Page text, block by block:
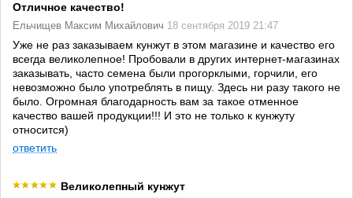
Отличное качество!
Ельчищев Максим Михайлович 18 сентября 2019 21:47
Уже не раз заказываем кунжут в этом магазине и качество его
всегда великолепное! Пробовали в других интернет-магазинах
заказывать, часто семена были прогорклыми, горчили, его
невозможно было употреблять в пищу. Здесь ни разу такого не
было. Огромная благодарность вам за такое отменное
качество вашей продукции!!! И это не только к кунжуту
относится)
ответить
Великолепный кунжут